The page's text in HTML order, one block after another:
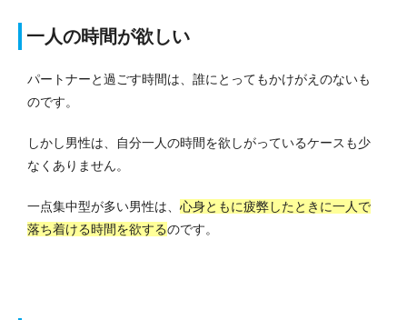
一人の時間が欲しい
パートナーと過ごす時間は、誰にとってもかけがえのないも
のです。
しかし男性は、自分一人の時間を欲しがっているケースも少
なくありません。
一点集中型が多い男性は、 心身ともに疲弊したときに一人で
落ち着ける時間を欲するのです。